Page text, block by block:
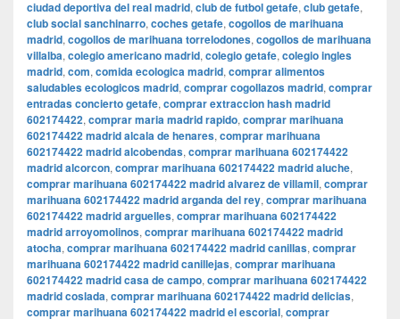
ciudad deportiva del real madrid, club de futbol getafe, club getafe,
club social sanchinarro, coches getafe, cogollos de marihuana
madrid, cogollos de marihuana torrelodones, cogollos de marihuana
villalba, colegio americano madrid, colegio getafe, colegio ingles
madrid, com, comida ecologica madrid, comprar alimentos
saludables ecologicos madrid, comprar cogollazos madrid, comprar
entradas concierto getafe, comprar extraccion hash madrid
602174422, comprar maria madrid rapido, comprar marihuana
602174422 madrid alcala de henares, comprar marihuana
602174422 madrid alcobendas, comprar marihuana 602174422
madrid alcorcon, comprar marihuana 602174422 madrid aluche,
comprar marihuana 602174422 madrid alvarez de villamil, comprar
marihuana 602174422 madrid arganda del rey, comprar marihuana
602174422 madrid arguelles, comprar marihuana 602174422
madrid arroyomolinos, comprar marihuana 602174422 madrid
atocha, comprar marihuana 602174422 madrid canillas, comprar
marihuana 602174422 madrid canillejas, comprar marihuana
602174422 madrid casa de campo, comprar marihuana 602174422
madrid coslada, comprar marihuana 602174422 madrid delicias,
comprar marihuana 602174422 madrid el escorial, comprar